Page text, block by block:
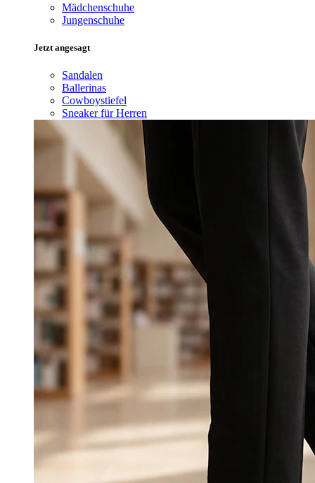
Mädchenschuhe
Jungenschuhe
Jetzt angesagt
Sandalen
Ballerinas
Cowboystiefel
Sneaker für Herren